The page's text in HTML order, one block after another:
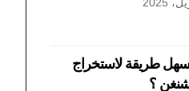
طريقة لاستخراج
شنغن ؟